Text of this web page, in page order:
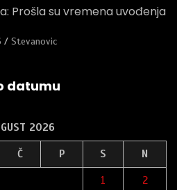
Prošla su vremena uvođenja
Stevanovic
datumu
2026
Č P S N
1 2